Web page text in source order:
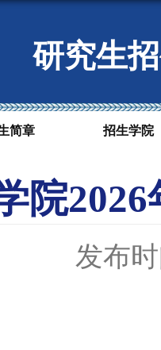
研究生
简章 招生学院
院
发布